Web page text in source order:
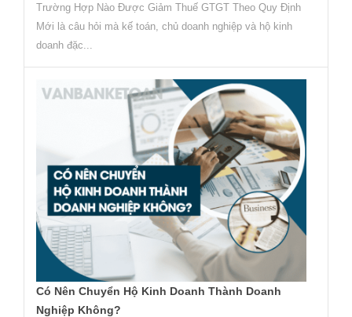
Trường Hợp Nào Được Giảm Thuế GTGT Theo Quy Định
Mới là câu hỏi mà kế toán, chủ doanh nghiệp và hộ kinh
doanh đặc...
Có Nên Chuyển Hộ Kinh Doanh Thành Doanh
Nghiệp Không?